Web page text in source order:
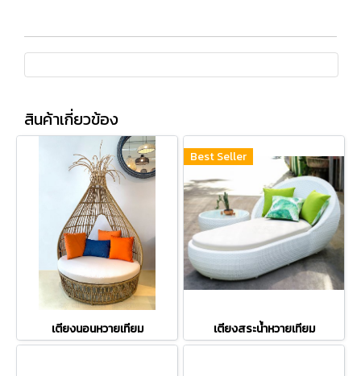
สินค้าเกี่ยวข้อง
เตียงนอนหวายเทียม
Best Seller
เตียงสระน้ำหวายเทียม